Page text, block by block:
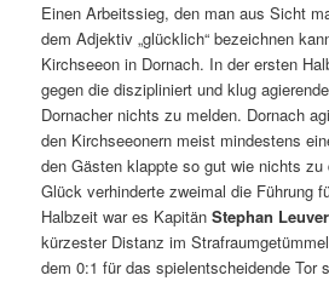
Einen Arbeitssieg, den man aus Sicht
dem Adjektiv „glücklich“ bezeichnen
Kirchseeon in Dornach. In der ersten
gegen die diszipliniert und klug
Dornacher nichts zu melden. Dornach
den Kirchseeonern meist mindestens
den Gästen klappte so gut wie nichts
Glück verhinderte zweimal die Führung
Halbzeit war es KapitänStephan
kürzester Distanz im
dem 0:1 für das spielentscheidende Tor